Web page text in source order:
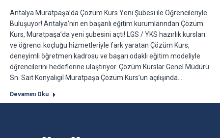
Antalya Muratpaşa’da Çözüm Kurs Yeni Şubesi ile Öğrencileriyle
Buluşuyor! Antalya’nın en başarılı eğitim kurumlarından Çözüm
Kurs, Muratpaşa’da yeni şubesini açtı! LGS / YKS hazırlık kursları
ve öğrenci koçluğu hizmetleriyle fark yaratan Çözüm Kurs,
deneyimli öğretmen kadrosu ve başarı odaklı eğitim modeliyle
öğrencilerini hedeflerine ulaştırıyor. Çözüm Kurslar Genel Müdürü
Sn. Sait Konyalıgil Muratpaşa Çözüm Kurs’un açılışında…
Devamını Oku